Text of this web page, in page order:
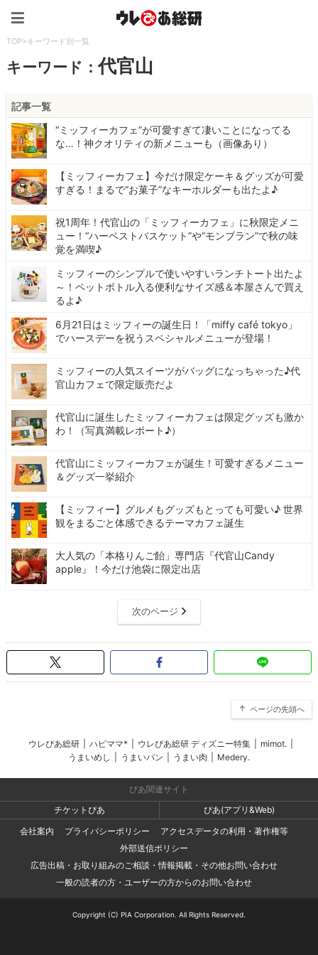
TOP>キーワード別一覧
キーワード：代官山
記事一覧
“ミッフィーカフェ”が可愛すぎて凄いことになってる
な…！神クオリティの新メニューも（画像あり）
【ミッフィーカフェ】今だけ限定ケーキ＆グッズが可愛
すぎる！まるで“お菓子”なキーホルダーも出たよ♪
祝1周年！代官山の「ミッフィーカフェ」に秋限定メニ
ュー！“ハーベストバスケット”や“モンブラン”で秋の味
覚を満喫♪
ミッフィーのシンプルで使いやすいランチトート出たよ
～！ペットボトル入る便利なサイズ感＆本屋さんで買え
るよ♪
6月21日はミッフィーの誕生日！「miffy café tokyo」
でハースデーを祝うスペシャルメニューが登場！
ミッフィーの人気スイーツがバッグになっちゃった♪代
官山カフェで限定販売だよ
代官山に誕生したミッフィーカフェは限定グッズも激か
わ！（写真満載レポート♪）
代官山にミッフィーカフェが誕生！可愛すぎるメニュー
＆グッズ一挙紹介
【ミッフィー】グルメもグッズもとっても可愛い♪ 世界
観をまるごと体感できるテーマカフェ誕生
大人気の「本格りんご飴」専門店『代官山Candy
apple』！今だけ池袋に限定出店
次のページ
ページの先頭へ
ウレぴあ総研 ハピママ* ウレぴあ総研 ディズニー特集 mimot.
うまいめし
うまいパン うまい肉 Medery.
ぴあ関連サイト
チケットぴあ
ぴあ(アプリ&Web)
会社案内
プライバシーポリシー
アクセスデータの利用・著作権等
外部送信ポリシー
広告出稿・お取り組みのご相談・情報掲載・その他お問い合わせ
一般の読者の方・ユーザーの方からのお問い合わせ
Copyright (C) PIA Corporation. All Rights Reserved.